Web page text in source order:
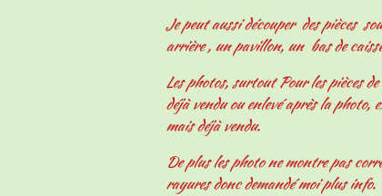
Je peut aussi découper des pièces
arrière , un pavillon, un bas de
Les photos, surtout Pour les pièces
déjà vendu ou enlevé après la photo,
mais déjà vendu.
De plus les photo ne montre pas
rayures donc demandé moi plus info.